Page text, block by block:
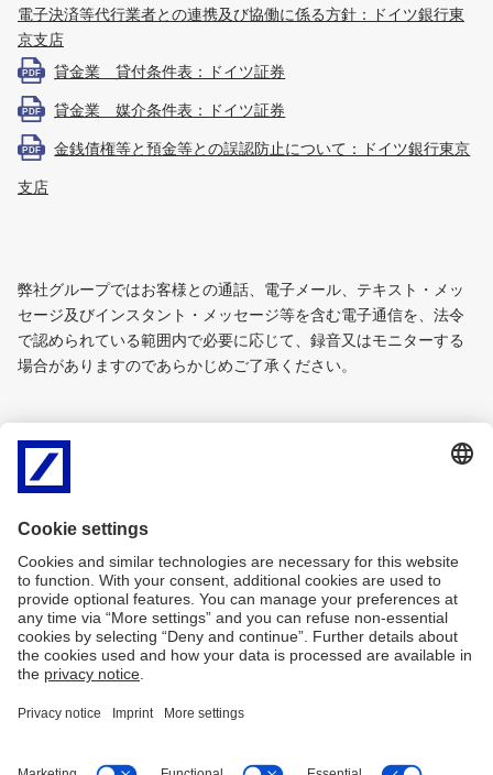
電子決済等代行業者との連携及び協働に係る方針：ドイツ銀行東
京支店
PDF 貸金業 貸付条件表：ドイツ証券
PDF 貸金業 媒介条件表：ドイツ証券
PDF
金銭債権等と預金等との誤認防止について：ドイツ銀行東京
支店
弊社グループではお客様との通話、電子メール、テキスト・メッ
セージ及びインスタント・メッセージ等を含む電子通信を、法令
で認められている範囲内で必要に応じて、録音又はモニターする
場合がありますのであらかじめご了承ください。